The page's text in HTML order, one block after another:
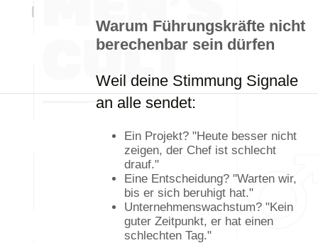
Warum Führungskräfte nicht
berechenbar sein dürfen
Weil deine Stimmung Signale
an alle sendet:
Ein Projekt? "Heute besser nicht
zeigen, der Chef ist schlecht
drauf."
Eine Entscheidung? "Warten wir,
bis er sich beruhigt hat."
Unternehmenswachstum? "Kein
guter Zeitpunkt, er hat einen
schlechten Tag."